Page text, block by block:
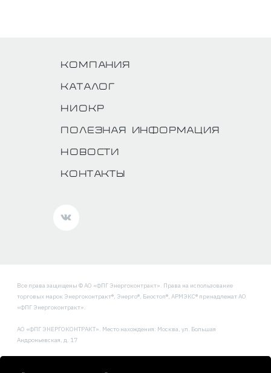
Компания
Каталог
НИОКР
Полезная информация
Новости
Контакты
Все права защищены © АО «ФПГ Энергоконтракт». Права на использование
торговых марок Энергоконтракт®, Энерго®, Биостоп®, АРМЭКС® принадлежат АО
«ФПГ Энергоконтракт».
АО «ФПГ ЭНЕРГОКОНТРАКТ». Место нахождения: Москва, ул. Большая
Андроньевская, д. 17